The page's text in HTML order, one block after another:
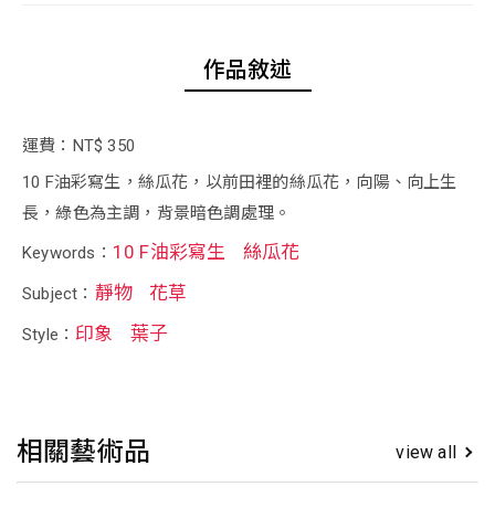
作品敘述
運費：NT$ 350
10 F油彩寫生，絲瓜花，以前田裡的絲瓜花，向陽、向上生
長，綠色為主調，背景暗色調處理。
Keywords： 10 F油彩寫生 絲瓜花
Subject： 靜物 花草
Style： 印象 葉子
相關藝術品 view all